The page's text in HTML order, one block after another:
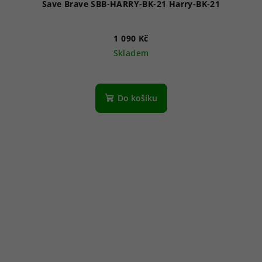
Save Brave SBB-HARRY-BK-21 Harry-BK-21
1 090 Kč
Skladem
Do košíku